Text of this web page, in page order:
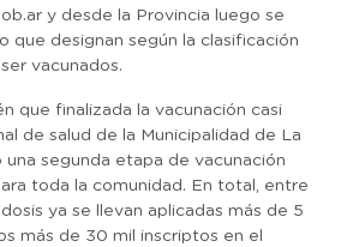
y desde la Provincia luego se
que designan según la clasificación
vacunados.
que finalizada la vacunación casi
de salud de la Municipalidad de La
una segunda etapa de vacunación
toda la comunidad. En total, entre
ya se llevan aplicadas más de 5
más de 30 mil inscriptos en el